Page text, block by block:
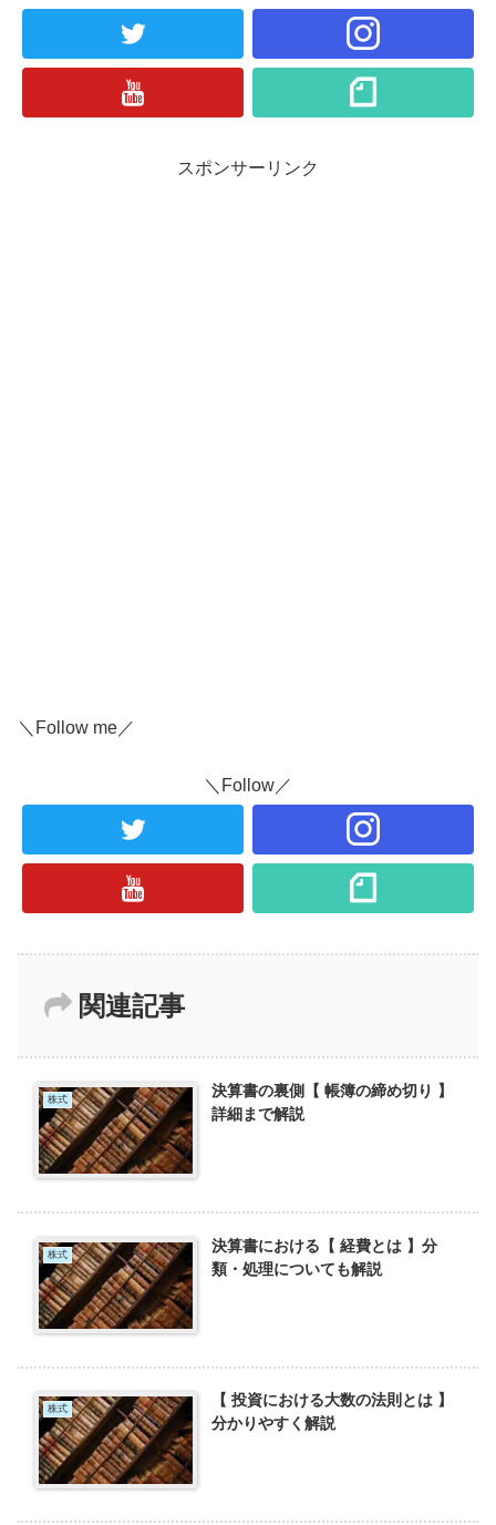
スポンサーリンク
＼Follow me／
＼Follow／
関連記事
株式
決算書の裏側【 帳簿の締め切り 】
詳細まで解説
株式
決算書における【 経費とは 】分
類・処理についても解説
株式
【 投資における大数の法則とは 】
分かりやすく解説